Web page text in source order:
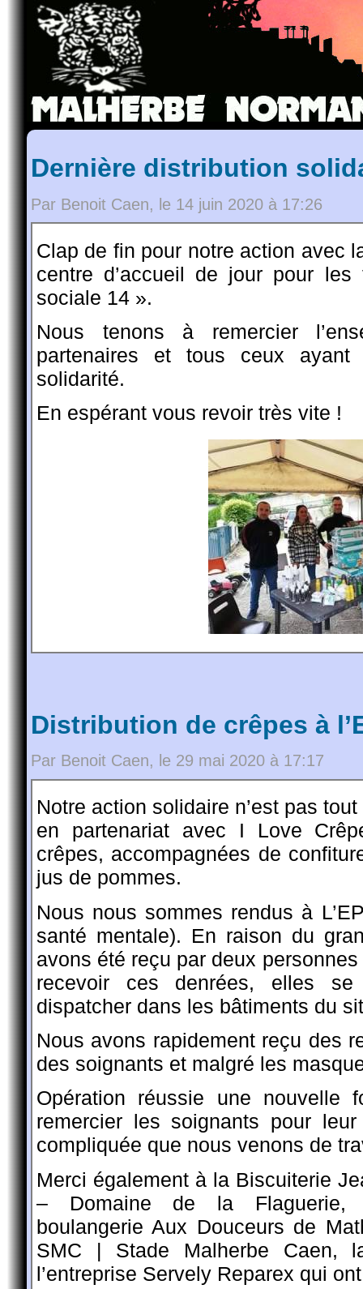
Dernière distribution
Par Benoit Caen, le 14 juin 2020 à 17:26
Clap de fin pour notre action avec
centre d’accueil de jour pour
sociale 14 ».
Nous tenons à remercier
partenaires et tous ceux
solidarité.
En espérant vous revoir très vite !
Distribution de crêpes à
Par Benoit Caen, le 29 mai 2020 à 17:17
Notre action solidaire n’est pas
en partenariat avec I Love
crêpes, accompagnées de
jus de pommes.
Nous nous sommes rendus à
santé mentale). En raison du
avons été reçu par deux
recevoir ces denrées, elles
dispatcher dans les bâtiments du
Nous avons rapidement reçu des
des soignants et malgré les
Opération réussie une
remercier les soignants pour
compliquée que nous venons de
Merci également à la Biscuiterie
– Domaine de la Flaguerie,
boulangerie Aux Douceurs de
SMC | Stade Malherbe Caen,
l’entreprise Servely Reparex qui